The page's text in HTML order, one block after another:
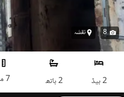
8 نقشہ
2 بیڈ 2 باتھ 7 مرلہ